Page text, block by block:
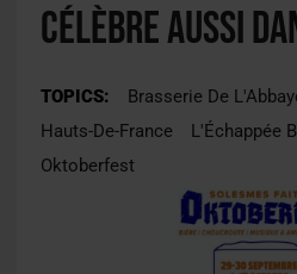
célèbre aussi
TOPICS:
Brasserie De
Hauts-De-France
L'Échappée
Oktoberfest